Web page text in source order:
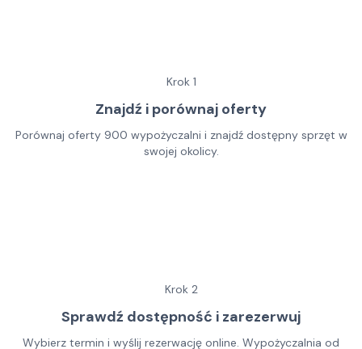
Krok 1
Znajdź i porównaj oferty
Porównaj oferty 900 wypożyczalni i znajdź dostępny sprzęt w
swojej okolicy.
Krok 2
Sprawdź dostępność i zarezerwuj
Wybierz termin i wyślij rezerwację online. Wypożyczalnia od